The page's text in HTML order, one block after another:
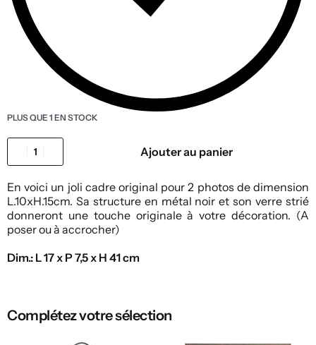
PLUS QUE 1 EN STOCK
Ajouter au panier
En voici un joli cadre original pour 2 photos de dimension
L.10xH.15cm. Sa structure en métal noir et son verre strié
donneront une touche originale à votre décoration. (A
poser ou à accrocher)
Dim.: L 17 x P 7,5 x H 41 cm
Complétez votre sélection